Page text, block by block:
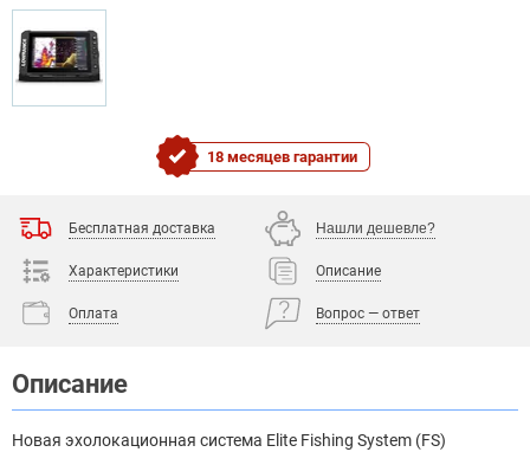
18 месяцев гарантии
Бесплатная доставка Нашли дешевле?
Характеристики Описание
Оплата Вопрос — ответ
Описание
Новая эхолокационная система Elite Fishing System (FS)